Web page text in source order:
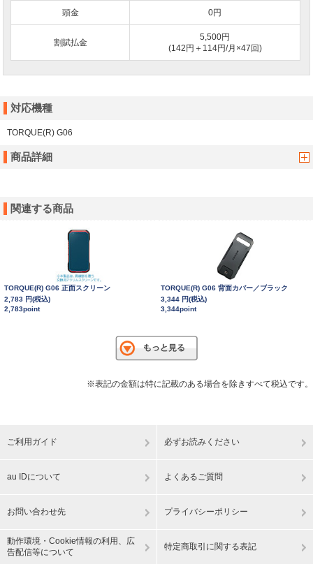
頭金 0円
割賦払金
5,500円
(142円＋114円/月×47回)
対応機種
TORQUE(R) G06
商品詳細
関連する商品
TORQUE(R) G06 正面スクリーン
2,783 円(税込)
2,783point
TORQUE(R) G06 背面カバー／ブラック
3,344 円(税込)
3,344point
※表記の金額は特に記載のある場合を除きすべて税込です。
ご利用ガイド 必ずお読みください
au IDについて よくあるご質問
お問い合わせ先 プライバシーポリシー
動作環境・Cookie情報の利用、広
告配信等について
特定商取引に関する表記